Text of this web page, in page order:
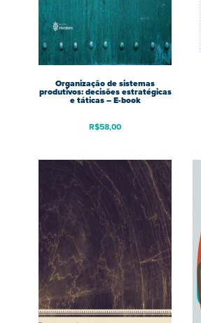
Organização de sistemas
produtivos: decisões estratégicas
e táticas – E-book
R$58,00